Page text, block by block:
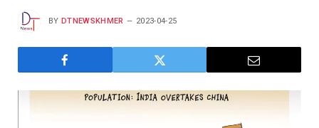
BY DTNEWSKHMER 2023-04-25